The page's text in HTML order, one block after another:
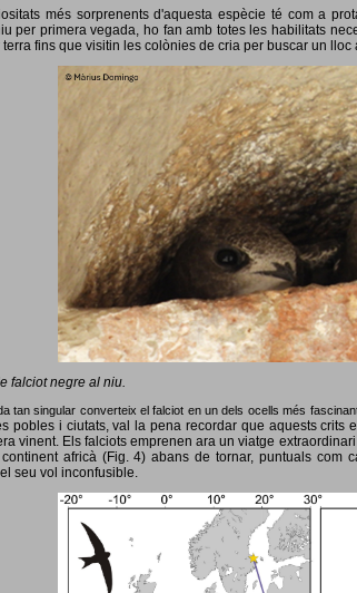
més sorprenents d'aquesta espècie té com a
per primera vegada, ho fan amb totes les habilitats
fins que visitin les colònies de cria per buscar un
falciot negre al niu.
tan singular converteix el falciot en un dels ocells més
pobles i ciutats, val la pena recordar que aquests
vinent. Els falciots emprenen ara un viatge
africà (Fig. 4) abans de tornar, puntuals
seu vol inconfusible.